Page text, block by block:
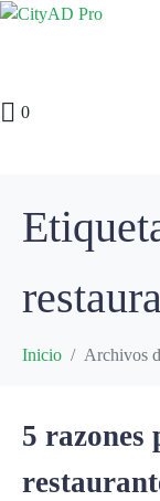
0
Inicio Archivos
5 razones